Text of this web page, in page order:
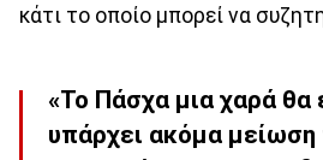
κάτι το οποίο μπορεί να
«Το Πάσχα μια χαρά θα
υπάρχει ακόμα